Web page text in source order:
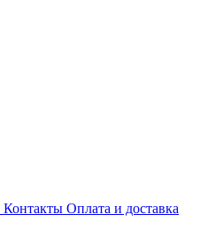
Контакты Оплата и доставка